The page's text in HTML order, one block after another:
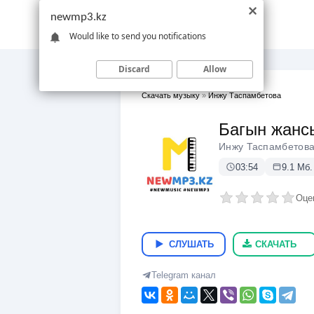
Скачать музыку »Инжу Таспамбетова
Багын
Инжу
03:54 9.1 Мб.
СЛУШАТЬ СКАЧАТЬ
Telegram канал
newmp3.kz
Would like to send you notifications
Discard Allow